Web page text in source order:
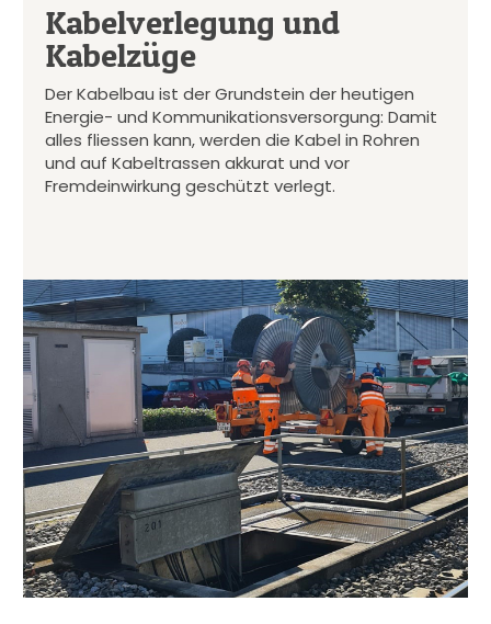
Kabelverlegung und
Kabelzüge
Der Kabelbau ist der Grundstein der heutigen
Energie- und Kommunikationsversorgung: Damit
alles fliessen kann, werden die Kabel in Rohren
und auf Kabeltrassen akkurat und vor
Fremdeinwirkung geschützt verlegt.